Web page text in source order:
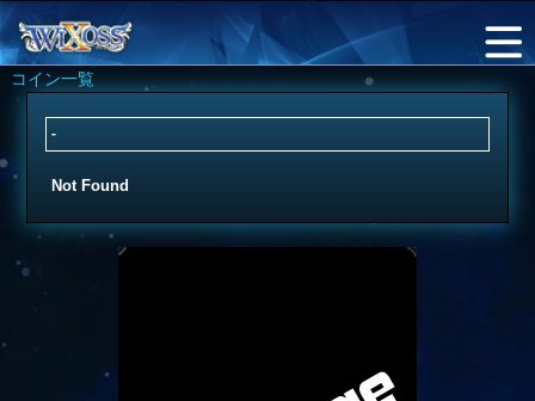
コイン一覧
-
Not Found